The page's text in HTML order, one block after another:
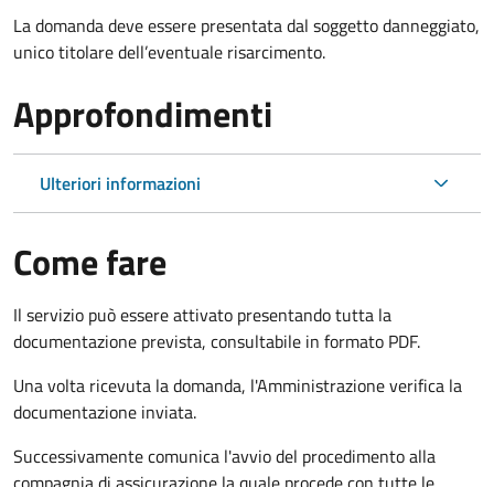
La domanda deve essere presentata dal soggetto danneggiato,
unico titolare dell’eventuale risarcimento.
Approfondimenti
Ulteriori informazioni
Come fare
Il servizio può essere attivato presentando tutta la
documentazione prevista, consultabile in formato PDF.
Una volta ricevuta la domanda, l'Amministrazione verifica la
documentazione inviata.
Successivamente comunica l'avvio del procedimento alla